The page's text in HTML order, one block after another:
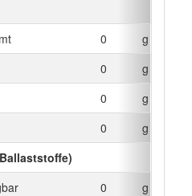
0
g
0
g
0
g
0
g
0
g